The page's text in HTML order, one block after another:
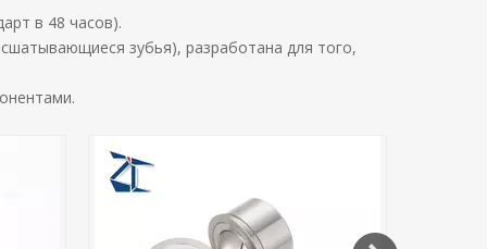
в 48 часов).
зубья), разработана для того,
Установочный винт с шестигранной
головкой